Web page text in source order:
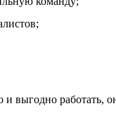
выгодно работать,